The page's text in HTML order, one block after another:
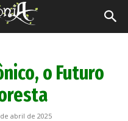
o Futuro
abril de 2025